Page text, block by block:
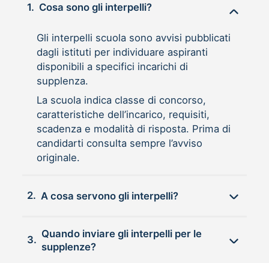
1. Cosa sono gli interpelli?
Gli interpelli scuola sono avvisi pubblicati
dagli istituti per individuare aspiranti
disponibili a specifici incarichi di
supplenza.
La scuola indica classe di concorso,
caratteristiche dell’incarico, requisiti,
scadenza e modalità di risposta. Prima di
candidarti consulta sempre l’avviso
originale.
2. A cosa servono gli interpelli?
3.
Quando inviare gli interpelli per le
supplenze?